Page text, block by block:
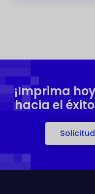
¡Imprima
hacia el